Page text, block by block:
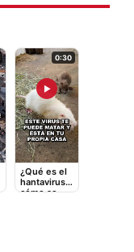
▶
0:30
¿Qué es el
hantavirus y
cómo se